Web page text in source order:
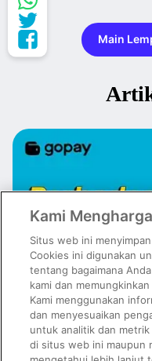
Main
Emas Digital vs Emas Fisik:
Kami
Situs web ini
Cookies ini digunakan
tentang bagaimana
kami dan
Kami menggunakan
dan menyesuaikan
untuk analitik dan
di situs web ini maupun